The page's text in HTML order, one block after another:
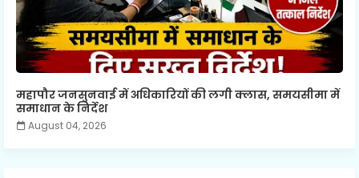
महापौर जनसुनवाई में अधिकारियों की लगी क्लास, समयसीमा में
समाधान के निर्देश
August 04, 2026